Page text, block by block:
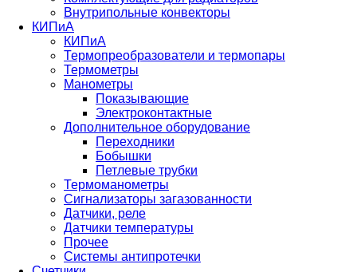
Внутрипольные конвекторы
КИПиА
КИПиА
Термопреобразователи и термопары
Термометры
Манометры
Показывающие
Электроконтактные
Дополнительное оборудование
Переходники
Бобышки
Петлевые трубки
Термоманометры
Сигнализаторы загазованности
Датчики, реле
Датчики температуры
Прочее
Системы антипротечки